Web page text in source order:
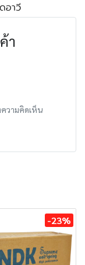
อาวี
า
วามคิดเห็น
-23%